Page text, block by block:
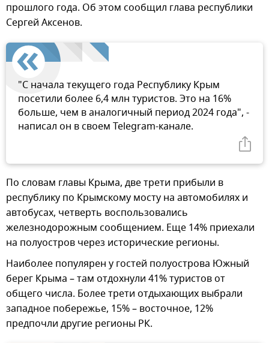
прошлого года. Об этом сообщил глава республики
Сергей Аксенов.
"С начала текущего года Республику Крым
посетили более 6,4 млн туристов. Это на 16%
больше, чем в аналогичный период 2024 года", -
написал он в своем Telegram-канале.
По словам главы Крыма, две трети прибыли в
республику по Крымскому мосту на автомобилях и
автобусах, четверть воспользовались
железнодорожным сообщением. Еще 14% приехали
на полуостров через исторические регионы.
Наиболее популярен у гостей полуострова Южный
берег Крыма – там отдохнули 41% туристов от
общего числа. Более трети отдыхающих выбрали
западное побережье, 15% – восточное, 12%
предпочли другие регионы РК.